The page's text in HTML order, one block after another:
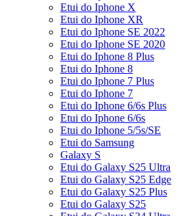
Etui do Iphone X
Etui do Iphone XR
Etui do Iphone SE 2022
Etui do Iphone SE 2020
Etui do Iphone 8 Plus
Etui do Iphone 8
Etui do Iphone 7 Plus
Etui do Iphone 7
Etui do Iphone 6/6s Plus
Etui do Iphone 6/6s
Etui do Iphone 5/5s/SE
Etui do Samsung
Galaxy S
Etui do Galaxy S25 Ultra
Etui do Galaxy S25 Edge
Etui do Galaxy S25 Plus
Etui do Galaxy S25